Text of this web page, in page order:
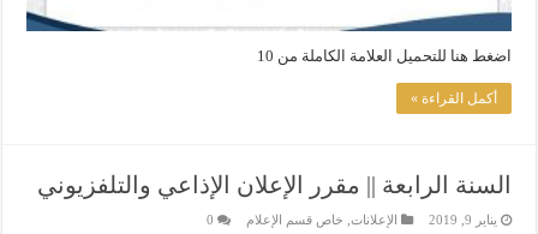
اضغط هنا للتحميل العلامة الكاملة من 10
أكمل القراءة »
السنة الرابعة || مقرر الإعلان الإذاعي والتلفزيوني
يناير 9, 2019 الإعلانات, خاص قسم الإعلام 0